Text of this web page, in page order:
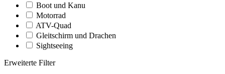
Boot und Kanu
Motorrad
ATV-Quad
Gleitschirm und Drachen
Sightseeing
Erweiterte Filter